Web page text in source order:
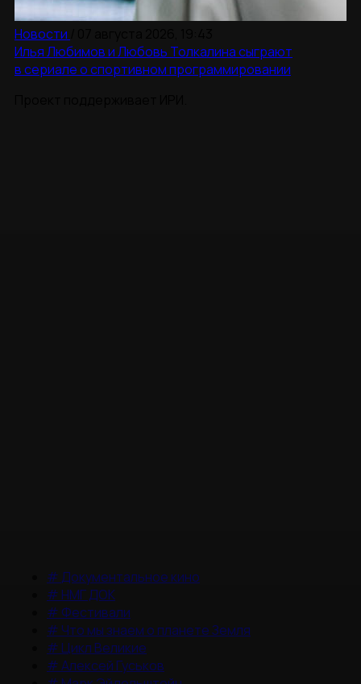
Новости
Илья Любимов и Любовь Толкалина сыграют
в сериале о спортивном программировании
# Документальное кино
# НМГ ДОК
# Фестивали
# Что мы знаем о планете Земля
# Цикл Великие
#Алексей Гуськов